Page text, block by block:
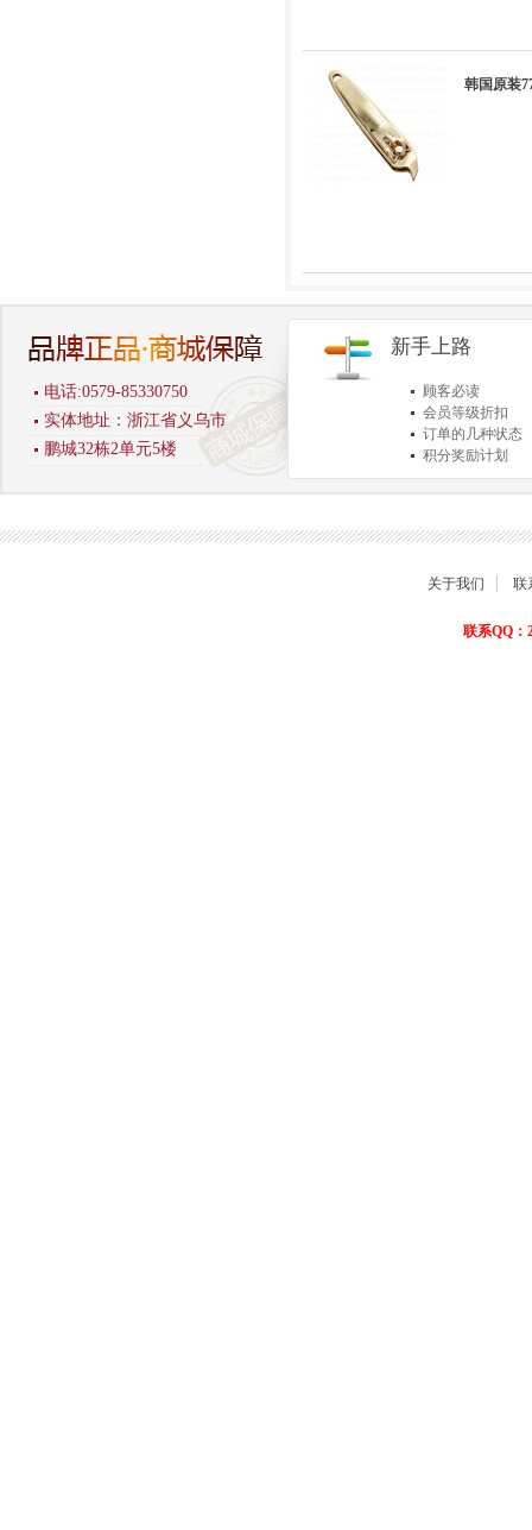
韩国原装
电话:0579-85330750
实体地址：浙江省义乌市
鹏城32栋2单元5楼
新手上路
顾客必读
会员等级折扣
订单的几种状态
积分奖励计划
商品退货保障
关于我们 联
联系QQ：